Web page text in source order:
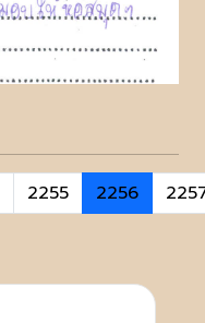
2255 2256